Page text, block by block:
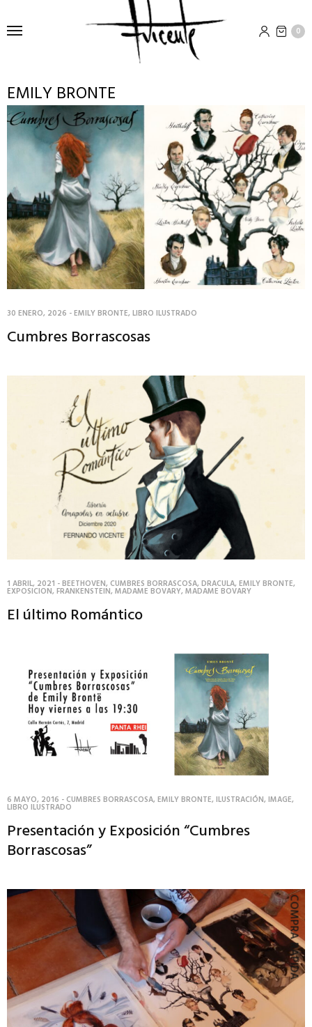
0
EMILY BRONTE
30 ENERO, 2026 -EMILY BRONTE,LIBRO ILUSTRADO
Cumbres Borrascosas
1 ABRIL, 2021 -BEETHOVEN, CUMBRES BORRASCOSA,DRACULA,EMILY BRONTE,
EXPOSICION,FRANKENSTEIN,MADAME BOVARY,MADAME BOVARY
El último Romántico
6 MAYO, 2016 - CUMBRES BORRASCOSA,EMILY BRONTE,ILUSTRACIÓN,IMAGE,
LIBRO ILUSTRADO
Presentación y Exposición “Cumbres
Borrascosas”
COMPRA RÁPIDA